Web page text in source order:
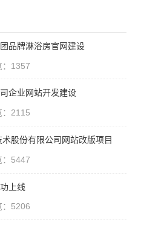
品牌淋浴房官网建设
1357
企业网站开发建设
2115
术股份有限公司网站改版项目
5447
上线
5206